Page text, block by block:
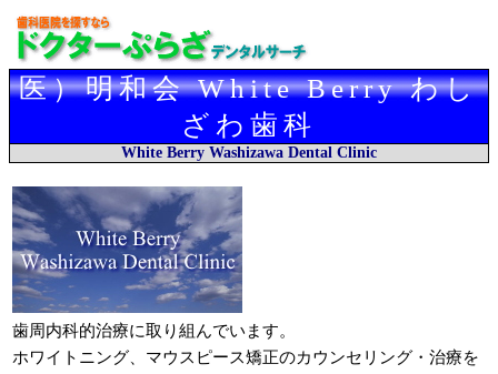
医）明和会 White Berry わし
ざわ歯科
White Berry Washizawa Dental Clinic
歯周内科的治療に取り組んでいます。
ホワイトニング、マウスピース矯正のカウンセリング・治療を